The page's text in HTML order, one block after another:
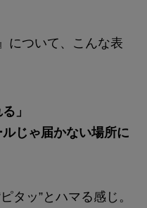
について、こんな表
」
ルじゃ届かない場所に
タッ”とハマる感じ。